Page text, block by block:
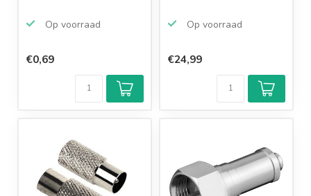
Op voorraad
€0,69
Op voorraad
€24,99